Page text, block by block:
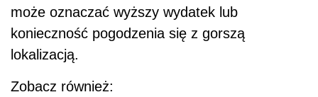
może oznaczać wyższy wydatek lub
konieczność pogodzenia się z gorszą
lokalizacją.
Zobacz również: